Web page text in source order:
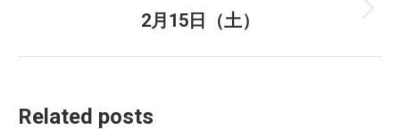
Next
2月15日（土）
Related posts